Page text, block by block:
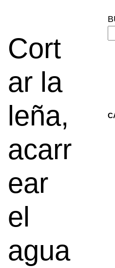
Cort
ar la
leña,
acarr
ear
el
agua